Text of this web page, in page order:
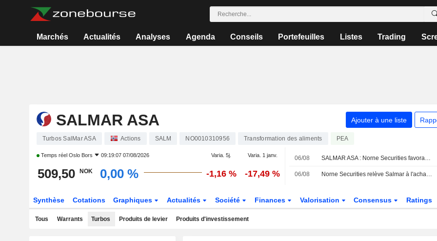
Marchés Actualités Analyses Agenda Conseils Portefeuilles Listes Trading
SALMAR ASA Ajouter à une liste
Turbos SalMar ASA Actions SALM NO0010310956 Transformation des aliments PEA
Temps réel Oslo Bors 09:19:07 07/08/2026 Varia. 5j. Varia. 1 janv.
509,50 NOK 0,00 % -1,16 % -17,49 %
06/08 SALMAR ASA : Norne Securities favorable au dossier
06/08 Norne Securities relève Salmar à l'achat (conserver), objectif de cours à 620 couronnes norvégiennes - BN
Synthèse Cotations Graphiques Actualités Société Finances Valorisation Consensus Ratings
Tous Warrants Turbos Produits de levier Produits d'investissement